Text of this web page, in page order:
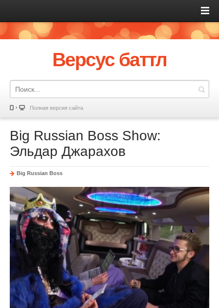
Версус баттл
Полная версия сайта
Big Russian Boss Show:
Эльдар Джарахов
Big Russian Boss